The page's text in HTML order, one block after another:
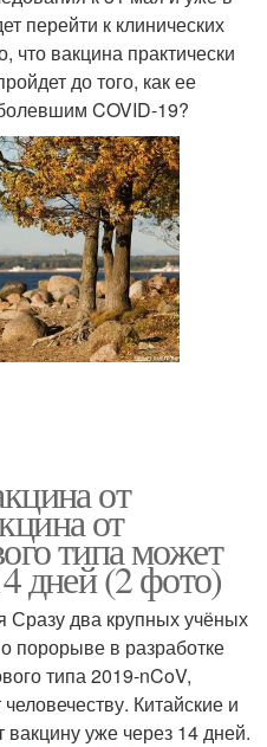
перейти к клинических
что вакцина практически
до того, как ее
COVID-19?
от
от
типа может
дней (2 фото)
Сразу два крупных учёных
порорыве в разработке
типа 2019-nCoV,
Китайские и
уже через 14 дней.